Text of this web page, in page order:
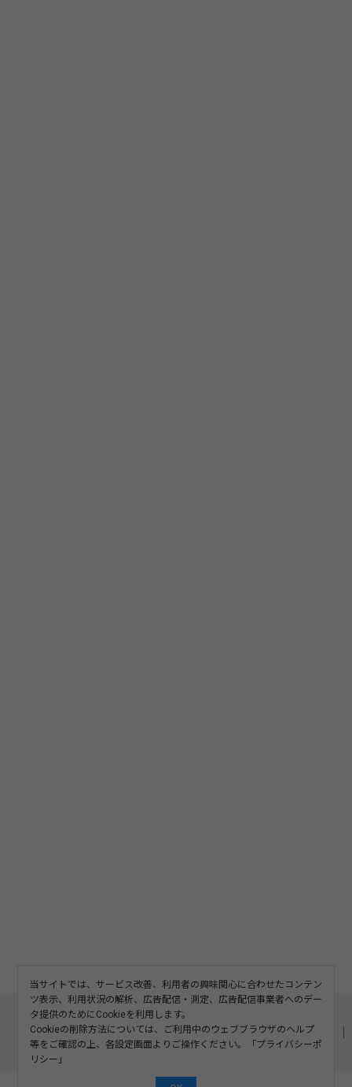
このサイトについて 利用規約
記事の二次利用について
プライバシーポリシー
お問い合わせ
運営会社
当サイトでは、サービス改善、利用者の興味関心に合わせたコンテン
ツ表示、利用状況の解析、広告配信・測定、広告配信事業者へのデー
タ提供のためにCookieを利用します。
Cookieの削除方法については、ご利用中のウェブブラウザのヘルプ
等をご確認の上、各設定画面よりご操作ください。「プライバシーポ
リシー 」